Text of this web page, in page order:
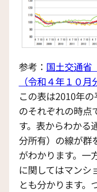
参考： 国土交通省
（令和４年１０
この表は2010年
のそれぞれの時点
す。表からわかる
分所有）の線が群
がわかります。一
に関してはマンシ
とも分かります。